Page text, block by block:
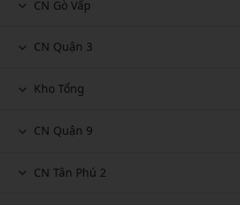
CN Gò Vấp
CN Quận 3
Kho Tổng
CN Quận 9
CN Tân Phú 2